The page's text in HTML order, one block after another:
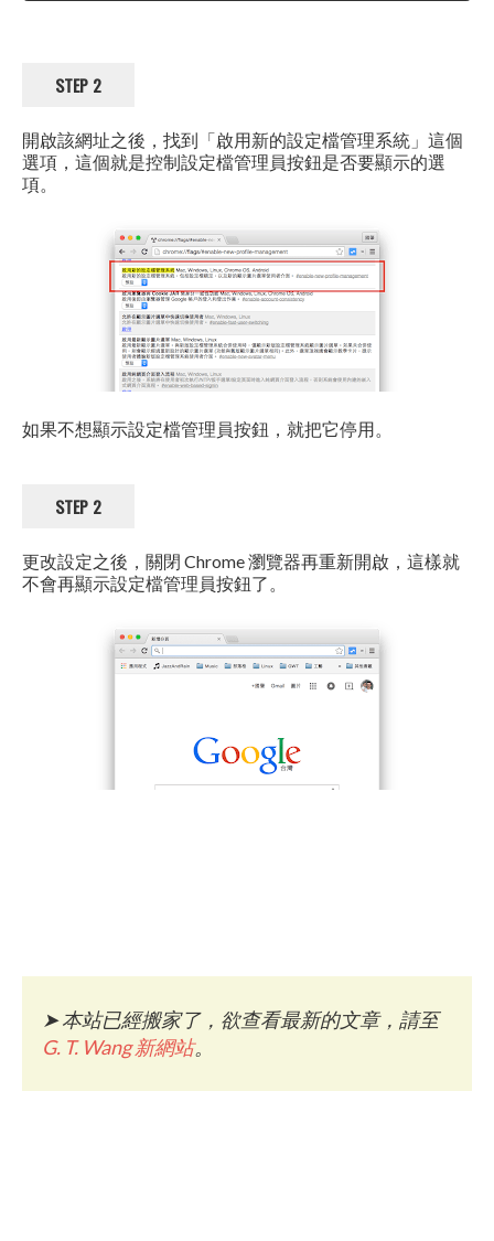
STEP 2
開啟該網址之後，找到「啟用新的設定檔管理系統」這個
選項，這個就是控制設定檔管理員按鈕是否要顯示的選
項。
如果不想顯示設定檔管理員按鈕，就把它停用。
STEP 2
更改設定之後，關閉 Chrome 瀏覽器再重新開啟，這樣就
不會再顯示設定檔管理員按鈕了。
➤本站已經搬家了，欲查看最新的文章，請至
G. T. Wang 新網站。